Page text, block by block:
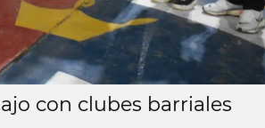
con clubes barriales